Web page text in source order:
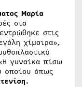
Μαρία
στα
στις
χίμαιρα»,
γυναίκα πίσω
οποίου όπως